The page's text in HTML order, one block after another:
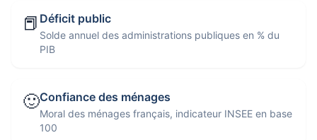
📕 Déficit public
Solde annuel des administrations publiques en % du
PIB
🙂Confiance des ménages
Moral des ménages français, indicateur INSEE en base
100